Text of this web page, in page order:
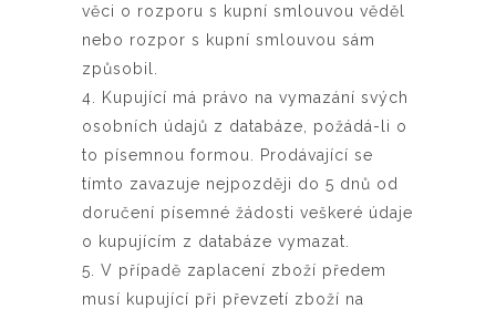
věci o rozporu s kupní smlouvou věděl
nebo rozpor s kupní smlouvou sám
způsobil.
4. Kupující má právo na vymazání svých
osobních údajů z databáze, požádá-li o
to písemnou formou. Prodávající se
tímto zavazuje nejpozději do 5 dnů od
doručení písemné žádosti veškeré údaje
o kupujícím z databáze vymazat.
5. V případě zaplacení zboží předem
musí kupující při převzetí zboží na